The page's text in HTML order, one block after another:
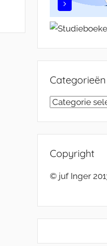
Categorieën
Categorieën
Copyright
© juf Inger